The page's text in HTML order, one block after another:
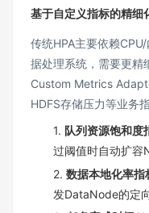
基于自定义指标的精细
传统HPA主要依赖
据处理系统，需要更
Custom Metrics
HDFS存储压力等业务
1. 队列资源饱和度
过阈值时自动扩
2. 数据本地化率指
发DataNode的定